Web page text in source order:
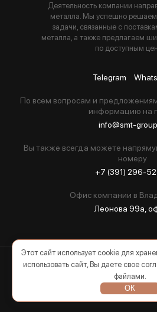
Деятельность компании
металла. Мы успешно
задачи, связанные с
металла, а также предлагаем
по доступным
Telegram
По всем вопросам и
информацию на
info@smt-
Вы также всегда можете
номеру
+7 (391) 296-
Офис компании в
Леонова 99а,
2026 © Все права
Этот сайт использует cookie для
использовать сайт, Вы даете свое
файлами.
ОК